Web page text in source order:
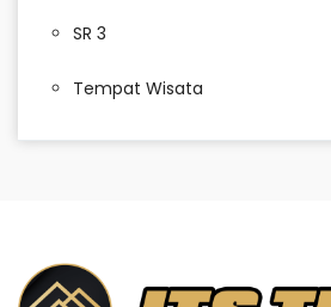
SR 3
Tempat Wisata